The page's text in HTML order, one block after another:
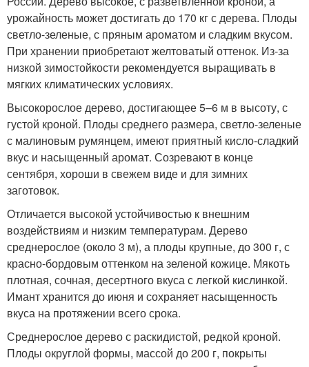
урожайность может достигать до 170 кг с дерева. Плоды
светло-зеленые, с пряным ароматом и сладким вкусом.
При хранении приобретают желтоватый оттенок. Из-за
низкой зимостойкости рекомендуется выращивать в
мягких климатических условиях.
Высокорослое дерево, достигающее 5–6 м в высоту, с
густой кроной. Плоды среднего размера, светло-зеленые
с малиновым румянцем, имеют приятный кисло-сладкий
вкус и насыщенный аромат. Созревают в конце
сентября, хороши в свежем виде и для зимних
заготовок.
Отличается высокой устойчивостью к внешним
воздействиям и низким температурам. Дерево
среднерослое (около 3 м), а плоды крупные, до 300 г, с
красно-бордовым оттенком на зеленой кожице. Мякоть
плотная, сочная, десертного вкуса с легкой кислинкой.
Имант хранится до июня и сохраняет насыщенность
вкуса на протяжении всего срока.
Среднерослое дерево с раскидистой, редкой кроной.
Плоды округлой формы, массой до 200 г, покрыты